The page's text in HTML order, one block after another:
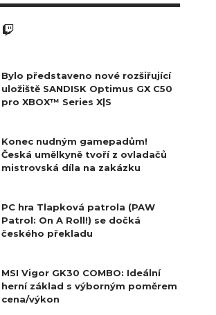
Bylo představeno nové rozšiřující
uložiště SANDISK Optimus GX C50
pro XBOX™ Series X|S
Konec nudným gamepadům!
Česká umělkyně tvoří z ovladačů
mistrovská díla na zakázku
PC hra Tlapková patrola (PAW
Patrol: On A Roll!) se dočká
českého překladu
MSI Vigor GK30 COMBO: Ideální
herní základ s výborným poměrem
cena/výkon